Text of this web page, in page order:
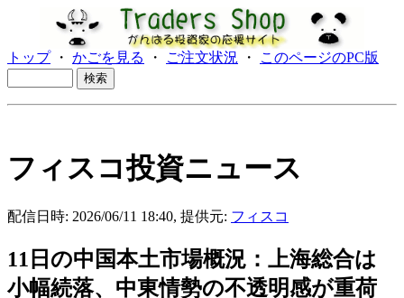
トップ・ かごを見る ・ ご注文状況 ・ このページのPC版
フィスコ投資ニュース
配信日時: 2026/06/11 18:40, 提供元: フィスコ
11日の中国本土市場概況：上海総合は
小幅続落、中東情勢の不透明感が重荷